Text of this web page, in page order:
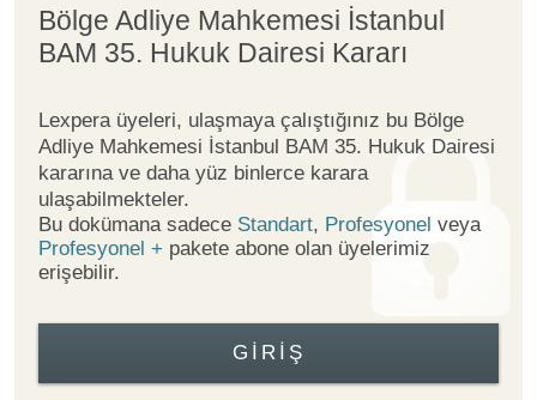
Bölge Adliye Mahkemesi İstanbul
BAM 35. Hukuk Dairesi Kararı
Lexpera üyeleri, ulaşmaya çalıştığınız bu Bölge
Adliye Mahkemesi İstanbul BAM 35. Hukuk Dairesi
kararına ve daha yüz binlerce karara
ulaşabilmekteler.
Bu dokümana sadece Standart, Profesyonel veya
Profesyonel + pakete abone olan üyelerimiz
erişebilir.
GIRIŞ